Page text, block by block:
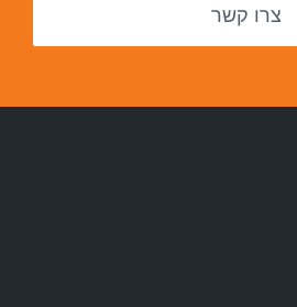
צרו קשר